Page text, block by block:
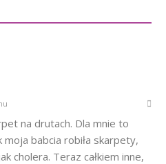
na drutach. Dla mnie to
moja babcia robiła skarpety,
cholera. Teraz całkiem inne,